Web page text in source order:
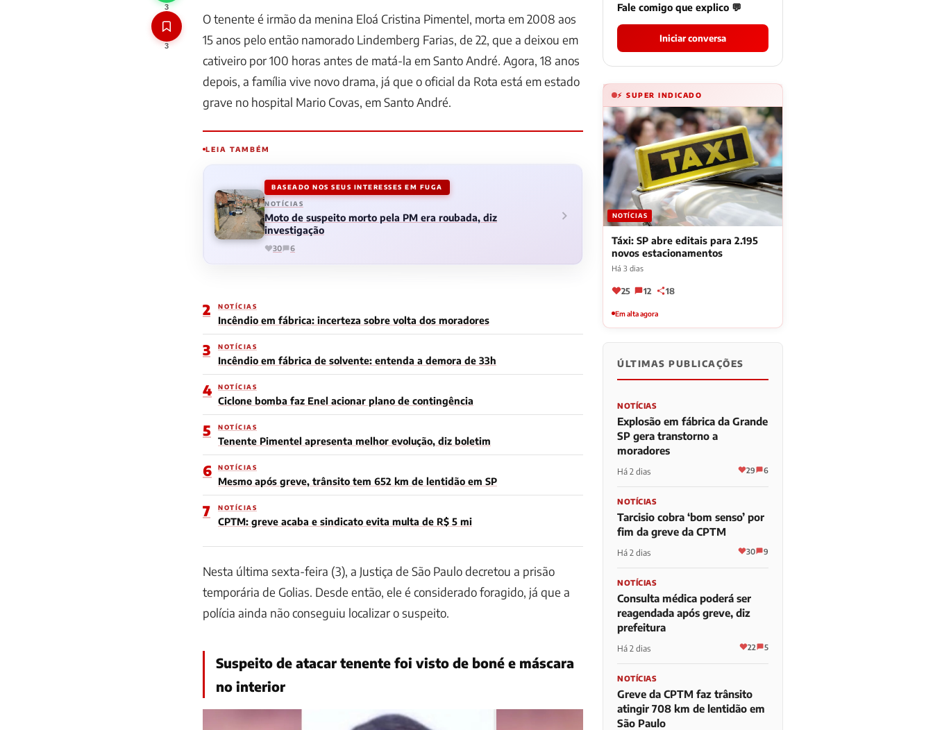
3
3
O tenente é irmão da menina Eloá Cristina Pimentel, morta em 2008 aos
15 anos pelo então namorado Lindemberg Farias, de 22, que a deixou em
cativeiro por 100 horas antes de matá-la em Santo André. Agora, 18 anos
depois, a família vive novo drama, já que o oficial da Rota está em estado
grave no hospital Mario Covas, em Santo André.
LEIA TAMBÉM
BASEADO NOS SEUS INTERESSES EM FUGA
NOTÍCIAS
Moto de suspeito morto pela PM era roubada, diz
investigação
30 6
2 NOTÍCIAS
Incêndio em fábrica: incerteza sobre volta dos moradores
3 NOTÍCIAS
Incêndio em fábrica de solvente: entenda a demora de 33h
4 NOTÍCIAS
Ciclone bomba faz Enel acionar plano de contingência
5 NOTÍCIAS
Tenente Pimentel apresenta melhor evolução, diz boletim
6 NOTÍCIAS
Mesmo após greve, trânsito tem 652 km de lentidão em SP
7 NOTÍCIAS
CPTM: greve acaba e sindicato evita multa de R$ 5 mi
Nesta última sexta-feira (3), a Justiça de São Paulo decretou a prisão
temporária de Golias. Desde então, ele é considerado foragido, já que a
polícia ainda não conseguiu localizar o suspeito.
Suspeito de atacar tenente foi visto de boné e máscara
no interior
Fale comigo que explico 💬
Iniciar conversa
⚡ SUPER INDICADO
NOTÍCIAS
Táxi: SP abre editais para 2.195
novos estacionamentos
Há 3 dias
25 12 18
Em alta agora
ÚLTIMAS PUBLICAÇÕES
NOTÍCIAS
Explosão em fábrica da Grande
SP gera transtorno a
moradores
Há 2 dias 29 6
NOTÍCIAS
Tarcisio cobra ‘bom senso’ por
fim da greve da CPTM
Há 2 dias 30 9
NOTÍCIAS
Consulta médica poderá ser
reagendada após greve, diz
prefeitura
Há 2 dias 22 5
NOTÍCIAS
Greve da CPTM faz trânsito
atingir 708 km de lentidão em
São Paulo